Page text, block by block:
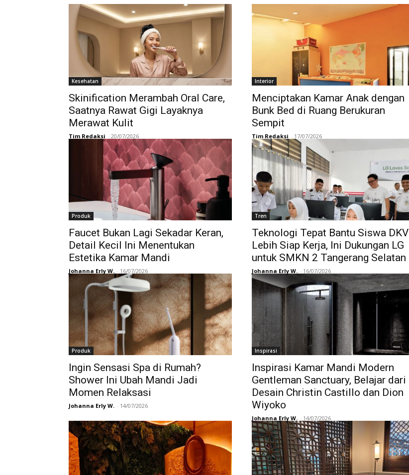
Kesehatan
Skinification Merambah Oral Care,
Saatnya Rawat Gigi Layaknya
Merawat Kulit
Tim Redaksi - 20/07/2026
Interior
Menciptakan Kamar Anak dengan
Bunk Bed di Ruang Berukuran
Sempit
Tim Redaksi - 17/07/2026
Produk
Faucet Bukan Lagi Sekadar Keran,
Detail Kecil Ini Menentukan
Estetika Kamar Mandi
Johanna Erly W. - 16/07/2026
Tren
Teknologi Tepat Bantu Siswa DKV
Lebih Siap Kerja, Ini Dukungan LG
untuk SMKN 2 Tangerang Selatan
Johanna Erly W. - 16/07/2026
Produk
Ingin Sensasi Spa di Rumah?
Shower Ini Ubah Mandi Jadi
Momen Relaksasi
Johanna Erly W. - 14/07/2026
Inspirasi
Inspirasi Kamar Mandi Modern
Gentleman Sanctuary, Belajar dari
Desain Christin Castillo dan Dion
Wiyoko
Johanna Erly W. - 14/07/2026